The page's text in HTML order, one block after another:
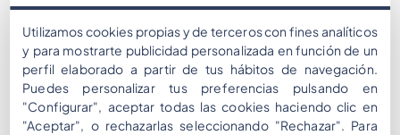
wydarzeń budowania zespołu, postanowiliśmy
podzielić się kilkoma spostrzeżeniami oraz być może
zaoferować kilka wskazówek, jak wykorzystać narzędzia
takie jak ChatGPT, Gemini oraz Copilot, między innymi,
aby przyspieszyć proces dostosowywania gier
Mooveteam. Te narzędzia mogą pomóc […]
Utilizamos cookies propias y de terceros con fines analíticos
y para mostrarte publicidad personalizada en función de un
perfil elaborado a partir de tus hábitos de navegación.
Puedes personalizar tus preferencias pulsando en
"Configurar", aceptar todas las cookies haciendo clic en
"Aceptar", o rechazarlas seleccionando "Rechazar". Para